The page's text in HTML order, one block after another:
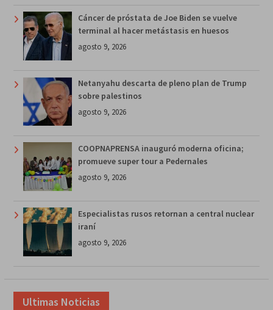
Cáncer de próstata de Joe Biden se vuelve
terminal al hacer metástasis en huesos
agosto 9, 2026
Netanyahu descarta de pleno plan de Trump
sobre palestinos
agosto 9, 2026
COOPNAPRENSA inauguró moderna oficina;
promueve super tour a Pedernales
agosto 9, 2026
Especialistas rusos retornan a central nuclear
iraní
agosto 9, 2026
Ultimas Noticias